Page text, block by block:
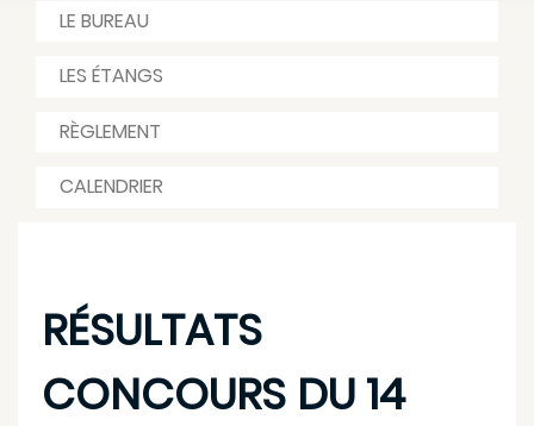
RÉSULTATS
CONCOURS DU 14
LE BUREAU
LES ÉTANGS
RÈGLEMENT
CALENDRIER